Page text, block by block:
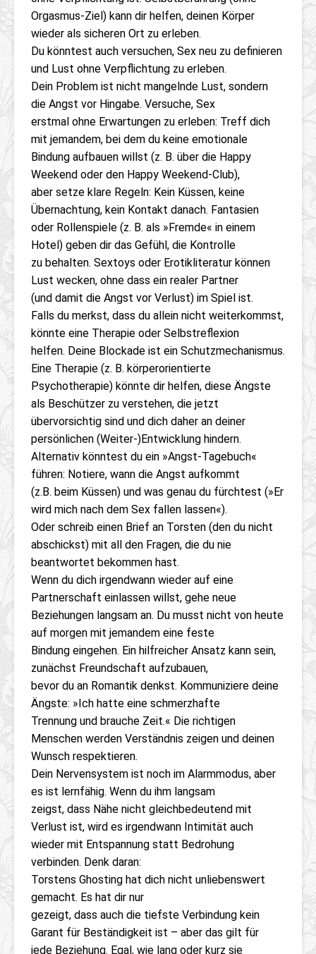
Orgasmus-Ziel) kann dir helfen, deinen Körper
wieder als sicheren Ort zu erleben.
Du könntest auch versuchen, Sex neu zu definieren
und Lust ohne Verpflichtung zu erleben.
Dein Problem ist nicht mangelnde Lust, sondern
die Angst vor Hingabe. Versuche, Sex
erstmal ohne Erwartungen zu erleben: Treff dich
mit jemandem, bei dem du keine emotionale
Bindung aufbauen willst (z. B. über die Happy
Weekend oder den Happy Weekend-Club),
aber setze klare Regeln: Kein Küssen, keine
Übernachtung, kein Kontakt danach. Fantasien
oder Rollenspiele (z. B. als »Fremde« in einem
Hotel) geben dir das Gefühl, die Kontrolle
zu behalten. Sextoys oder Erotikliteratur können
Lust wecken, ohne dass ein realer Partner
(und damit die Angst vor Verlust) im Spiel ist.
Falls du merkst, dass du allein nicht weiterkommst,
könnte eine Therapie oder Selbstreflexion
helfen. Deine Blockade ist ein Schutzmechanismus.
Eine Therapie (z. B. körperorientierte
Psychotherapie) könnte dir helfen, diese Ängste
als Beschützer zu verstehen, die jetzt
übervorsichtig sind und dich daher an deiner
persönlichen (Weiter-)Entwicklung hindern.
Alternativ könntest du ein »Angst-Tagebuch«
führen: Notiere, wann die Angst aufkommt
(z.B. beim Küssen) und was genau du fürchtest (»Er
wird mich nach dem Sex fallen lassen«).
Oder schreib einen Brief an Torsten (den du nicht
abschickst) mit all den Fragen, die du nie
beantwortet bekommen hast.
Wenn du dich irgendwann wieder auf eine
Partnerschaft einlassen willst, gehe neue
Beziehungen langsam an. Du musst nicht von heute
auf morgen mit jemandem eine feste
Bindung eingehen. Ein hilfreicher Ansatz kann sein,
zunächst Freundschaft aufzubauen,
bevor du an Romantik denkst. Kommuniziere deine
Ängste: »Ich hatte eine schmerzhafte
Trennung und brauche Zeit.« Die richtigen
Menschen werden Verständnis zeigen und deinen
Wunsch respektieren.
Dein Nervensystem ist noch im Alarmmodus, aber
es ist lernfähig. Wenn du ihm langsam
zeigst, dass Nähe nicht gleichbedeutend mit
Verlust ist, wird es irgendwann Intimität auch
wieder mit Entspannung statt Bedrohung
verbinden. Denk daran:
Torstens Ghosting hat dich nicht unliebenswert
gemacht. Es hat dir nur
gezeigt, dass auch die tiefste Verbindung kein
Garant für Beständigkeit ist – aber das gilt für
jede Beziehung. Egal, wie lang oder kurz sie